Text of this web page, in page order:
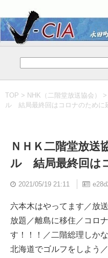
TOP > NHK（二階堂放送協会）
ル 結局最終回はコロナのために
ＮＨＫ二階堂放送
ル 結局最終回は
2021/05/19 21:11
六本木はやってます／放
放題／離島に移住／コロ
す！！！／二階総理しか
北海道でゴルフをしよう